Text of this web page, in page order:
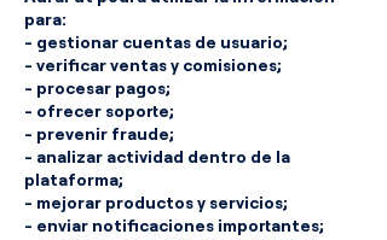
para:
- gestionar cuentas de usuario;
- verificar ventas y comisiones;
- procesar pagos;
- ofrecer soporte;
- prevenir fraude;
- analizar actividad dentro de la
plataforma;
- mejorar productos y servicios;
- enviar notificaciones importantes;